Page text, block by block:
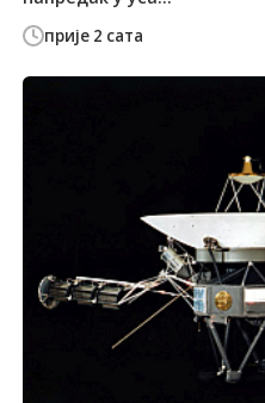
прије 2 сата